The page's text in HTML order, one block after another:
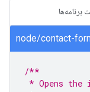
برنامه‌ها
node/contact-
/**
* Opens